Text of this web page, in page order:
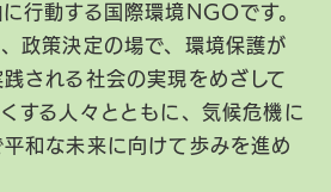
行動する国際環境NGOです。
政策決定の場で、環境保護が
される社会の実現をめざして
する人々とともに、気候危機に
和な未来に向けて歩みを進め